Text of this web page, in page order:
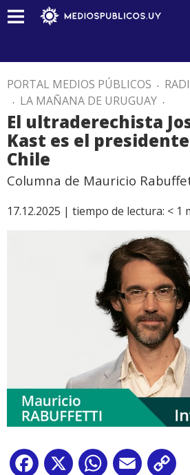
PORTAL MEDIOS PÚBLICOS .
. LA MAÑANA DE URUGUAY .
El ultraderechista
Kast es el
Chile
Columna de Mauricio
17.12.2025 | tiempo de lectura: < 1
Facebook
X WhatsApp
Email